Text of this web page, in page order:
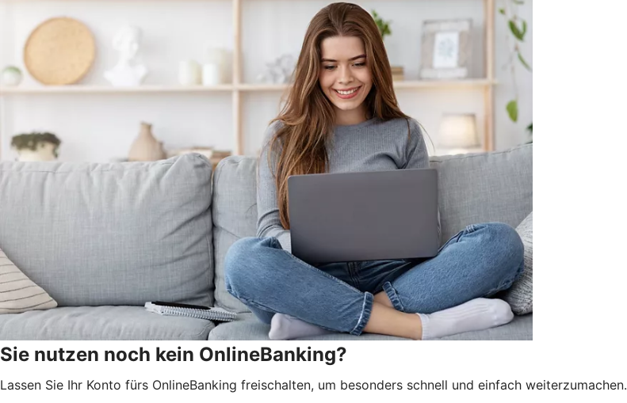
Sie nutzen noch kein OnlineBanking?
Lassen Sie Ihr Konto fürs OnlineBanking freischalten, um besonders schnell und einfach weiterzumachen.